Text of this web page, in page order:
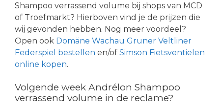
Shampoo verrassend volume bij shops van MCD
of Troefmarkt? Hierboven vind je de prijzen die
wij gevonden hebben. Nog meer voordeel?
Open ook Domäne Wachau Gruner Veltliner
Federspiel bestellen en/of Simson Fietsventielen
online kopen.
Volgende week Andrélon Shampoo
verrassend volume in de reclame?